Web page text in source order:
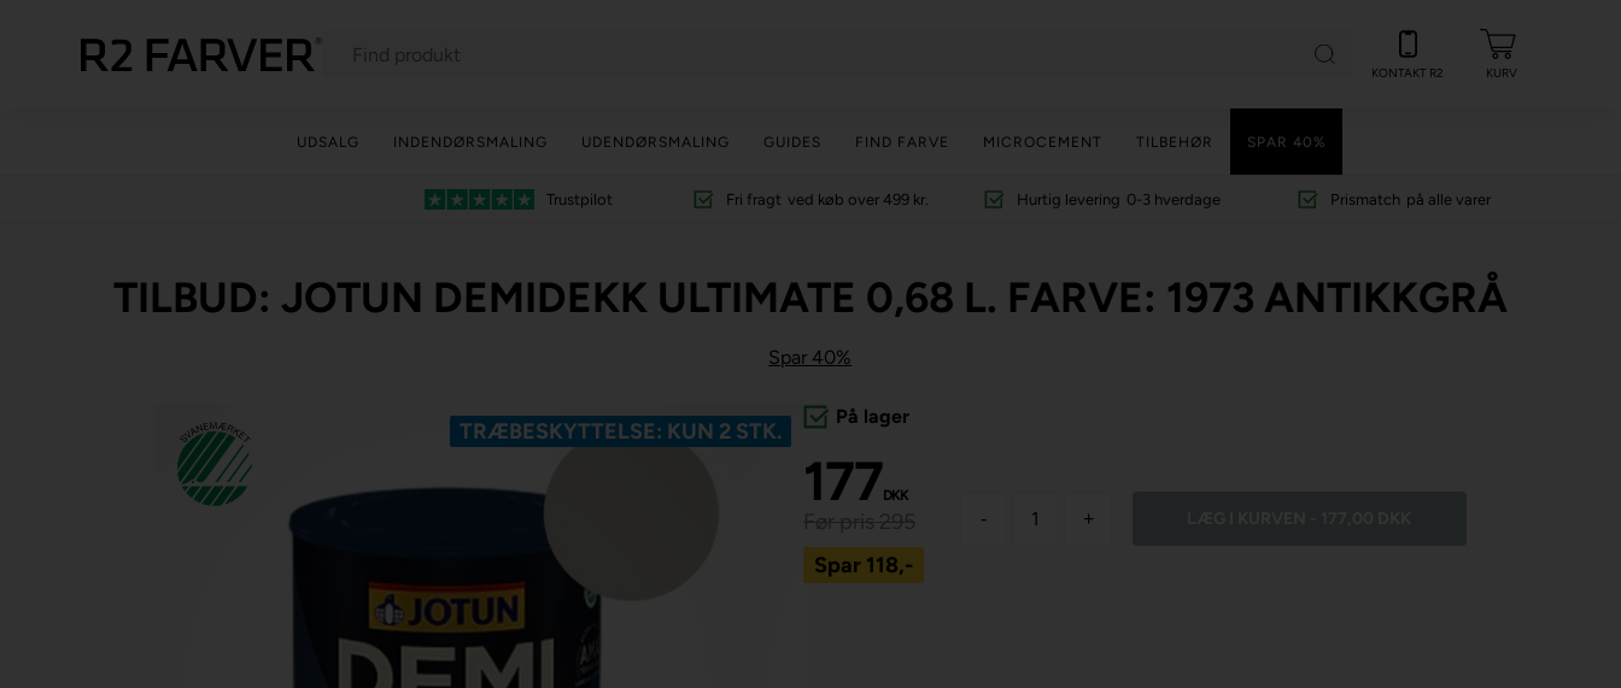
KONTAKT R2 KURV
UDSALG INDENDØRSMALING UDENDØRSMALING GUIDES FIND FARVE MICROCEMENT TILBEHØR SPAR 40%
Trustpilot Fri fragt ved køb over 499 kr. Hurtig levering 0-3 hverdage Prismatch på alle varer
TILBUD: JOTUN DEMIDEKK ULTIMATE 0,68 L. FARVE: 1973 ANTIKKGRÅ
Spar 40%
Spar -40% TRÆBESKYTTELSE: KUN 2 STK.
På lager
177DKK
Spar118,-
- +